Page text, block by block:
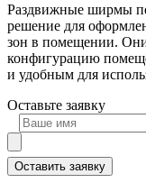
Раздвижные ширмы
решение для
зон в помещении.
конфигурацию
и удобным для
Оставьте заявку
Оставить заявку